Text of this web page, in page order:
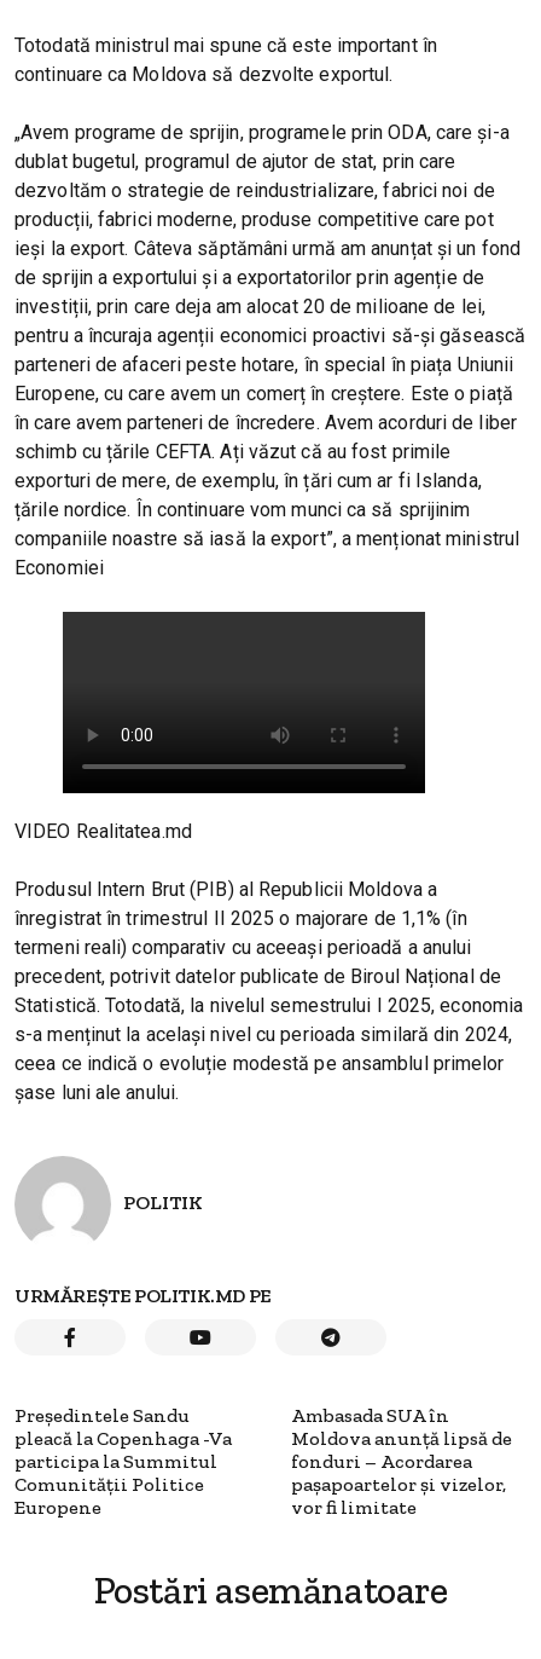
Totodată ministrul mai spune că este important în
continuare ca Moldova să dezvolte exportul.
„Avem programe de sprijin, programele prin ODA, care și-a
dublat bugetul, programul de ajutor de stat, prin care
dezvoltăm o strategie de reindustrializare, fabrici noi de
producții, fabrici moderne, produse competitive care pot
ieși la export. Câteva săptămâni urmă am anunțat și un fond
de sprijin a exportului și a exportatorilor prin agenție de
investiții, prin care deja am alocat 20 de milioane de lei,
pentru a încuraja agenții economici proactivi să-și găsească
parteneri de afaceri peste hotare, în special în piața Uniunii
Europene, cu care avem un comerț în creștere. Este o piață
în care avem parteneri de încredere. Avem acorduri de liber
schimb cu țările CEFTA. Ați văzut că au fost primile
exporturi de mere, de exemplu, în țări cum ar fi Islanda,
țările nordice. În continuare vom munci ca să sprijinim
companiile noastre să iasă la export”, a menționat ministrul
Economiei
VIDEO Realitatea.md
Produsul Intern Brut (PIB) al Republicii Moldova a
înregistrat în trimestrul II 2025 o majorare de 1,1% (în
termeni reali) comparativ cu aceeași perioadă a anului
precedent, potrivit datelor publicate de Biroul Național de
Statistică. Totodată, la nivelul semestrului I 2025, economia
s-a menținut la același nivel cu perioada similară din 2024,
ceea ce indică o evoluție modestă pe ansamblul primelor
șase luni ale anului.
POLITIK
URMĂREȘTE POLITIK.MD PE
Președintele Sandu
pleacă la Copenhaga -Va
participa la Summitul
Comunității Politice
Europene
Ambasada SUA în
Moldova anunță lipsă de
fonduri – Acordarea
pașapoartelor și vizelor,
vor fi limitate
Postări asemănatoare